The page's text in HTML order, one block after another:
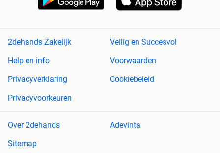
2dehands Zakelijk
Veilig en Succesvol
Help en info
Voorwaarden
Privacyverklaring
Cookiebeleid
Privacyvoorkeuren
Over 2dehands
Adevinta
Sitemap